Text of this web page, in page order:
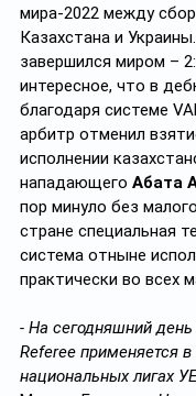
мира-2022 между
Казахстана и
завершился миром –
интересное, что в
благодаря системе
арбитр отменил
исполнении
нападающего Абата
пор минуло без
стране специальная
система отныне
практически во всех
- На сегодняшний
Referee применяется
национальных лигах